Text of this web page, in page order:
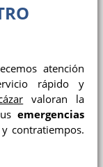
atención
rápido y
valoran la
emergencias
contratiempos.